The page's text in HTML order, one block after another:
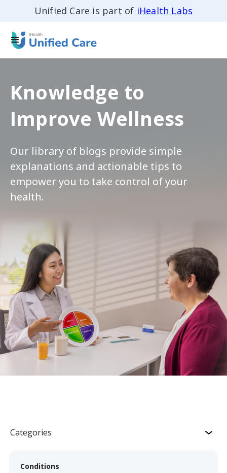
Unified Care is part of iHealth Labs
Knowledge to
Improve Wellness
Our library of blogs provide simple
explanations and actionable tips to
empower you to take control of your
health.
Categories
Conditions